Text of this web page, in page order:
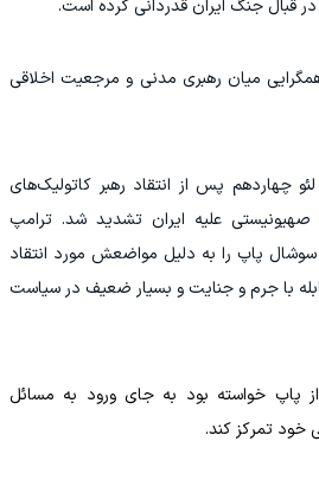
قبال جنگ ایران قدردانی کرده است.
میان رهبری مدنی و مرجعیت اخلاقی
چهاردهم پس از انتقاد رهبر کاتولیک‌های
علیه ایران تشدید شد. ترامپ
پاپ را به دلیل مواضعش مورد انتقاد
با جرم و جنایت و بسیار ضعیف در سیاست
پاپ خواسته بود به جای ورود به مسائل
خود تمرکز کند.